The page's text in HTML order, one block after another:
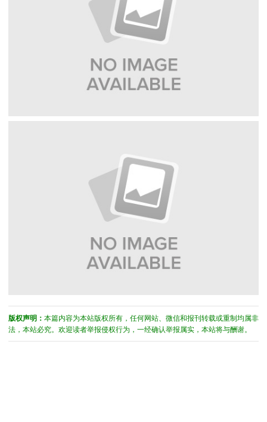
版权声明： 本篇内容为本站版权所有，任何网站、微信和报刊转载或重制均属非
法，本站必究。欢迎读者举报侵权行为，一经确认举报属实，本站将与酬谢。